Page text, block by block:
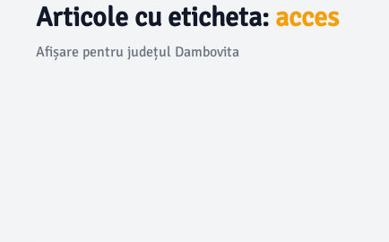
Articole cu eticheta: acces
Afișare pentru județul Dambovita